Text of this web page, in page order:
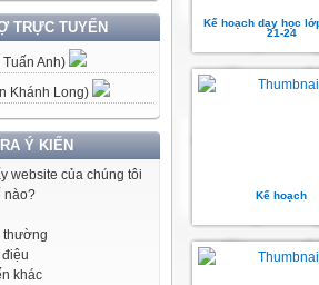
TRỰC TUYẾN
Anh)
Khánh Long)
Ý KIẾN
website của chúng tôi
nào?
thường
khác
Kế hoạch dạy học
21-24
Kế hoạch